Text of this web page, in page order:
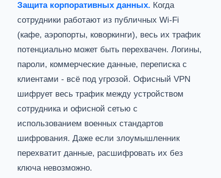
Защита корпоративных данных. Когда
сотрудники работают из публичных Wi-Fi
(кафе, аэропорты, коворкинги), весь их трафик
потенциально может быть перехвачен. Логины,
пароли, коммерческие данные, переписка с
клиентами - всё под угрозой. Офисный VPN
шифрует весь трафик между устройством
сотрудника и офисной сетью с
использованием военных стандартов
шифрования. Даже если злоумышленник
перехватит данные, расшифровать их без
ключа невозможно.